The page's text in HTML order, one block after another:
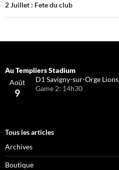
2 Juillet : Fete du club
Août
9
D1 Savigny-sur-Orge Lions
Game 2: 14h30
Tous les articles
Archives
Boutique